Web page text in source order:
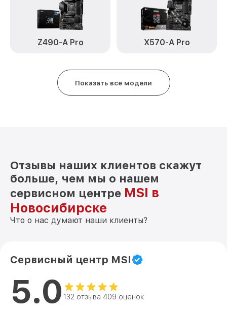
Z490-A Pro X570-A Pro
Показать все модели
Отзывы наших клиентов скажут
больше, чем мы о нашем
сервисном центре MSI в
Новосибирске
Что о нас думают наши клиенты?
Сервисный центр MSI
5.0 132 отзыва 409 оценок